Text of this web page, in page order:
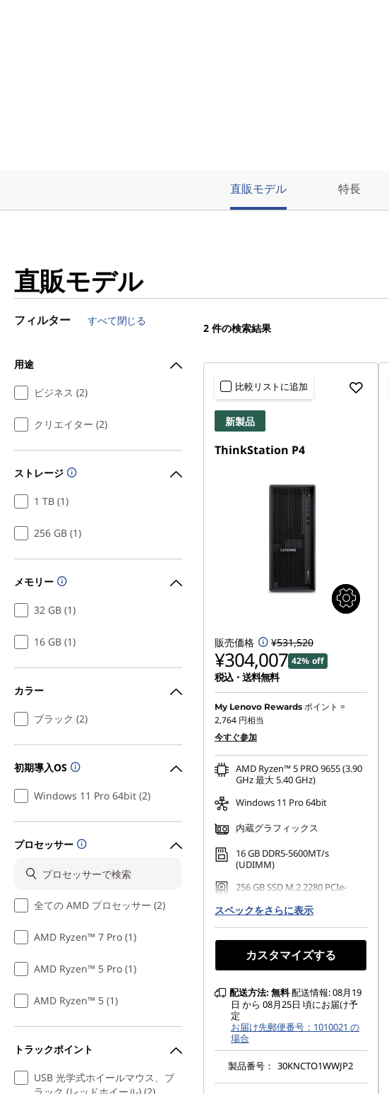
直販モデル 特長
直販モデル
フィルター すべて閉じる
用途
ビジネス (2)
クリエイター (2)
ストレージ
1 TB (1)
256 GB (1)
メモリー
32 GB (1)
16 GB (1)
カラー
ブラック (2)
初期導入OS
Windows 11 Pro 64bit (2)
プロセッサー
全ての AMD プロセッサー (2)
AMD Ryzen™ 7 Pro (1)
AMD Ryzen™ 5 Pro (1)
AMD Ryzen™ 5 (1)
トラックポイント
USB 光学式ホイールマウス、ブ
2 件の検索結果
比較リストに追加
新製品
ThinkStation P4
販売価格 ¥531,520
¥304,007 42% off
税込・送料無料
My Lenovo Rewards ポイント =
2,764 円相当
今すぐ参加
AMD Ryzen™ 5 PRO 9655 (3.90
GHz 最大 5.40 GHz)
Windows 11 Pro 64bit
内蔵グラフィックス
16 GB DDR5-5600MT/s
(UDIMM)
256 GB SSD M.2 2280 PCIe-
スペックをさらに表示
カスタマイズする
配送方法: 無料配送情報: 08月19
日 から 08月25日 頃にお届け予
定
お届け先郵便番号：1010021 の
場合
製品番号： 30KNCTO1WWJP2